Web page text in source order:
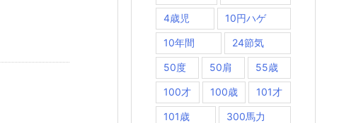
4歳児 10円ハゲ
10年間 24節気
50度 50肩 55歳
100才 100歳 101才
101歳 300馬力